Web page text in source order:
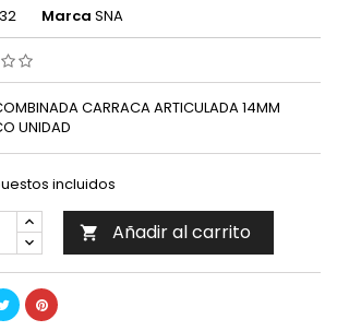
Marca SNA
CARRACA ARTICULADA 14MM
UNIDAD
incluidos
 Añadir al carrito